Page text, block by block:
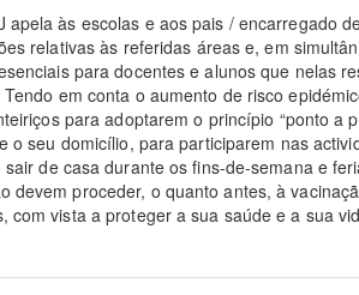
apela às escolas e aos pais / encarregado
relativas às referidas áreas e, em
para docentes e alunos que nelas
em conta o aumento de risco
para adoptarem o princípio “ponto a
o seu domicílio, para participarem nas
sair de casa durante os fins-de-semana e
devem proceder, o quanto antes, à
com vista a proteger a sua saúde e a sua